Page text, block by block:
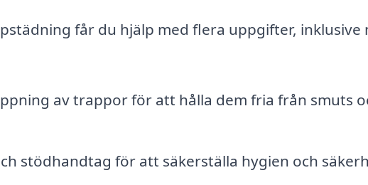
får du hjälp med flera uppgifter, inklusive
av trappor för att hålla dem fria från smuts
stödhandtag för att säkerställa hygien och